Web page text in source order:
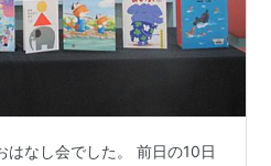
はなし会でした。 前日の10日